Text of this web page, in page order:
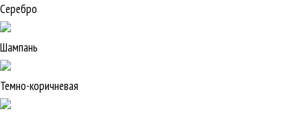
Серебро
Шампань
Темно-коричневая